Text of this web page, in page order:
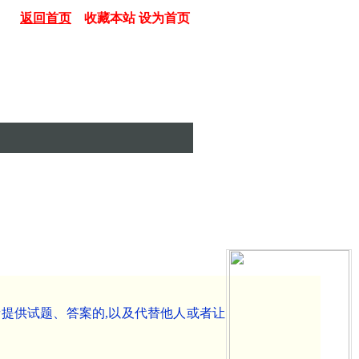
返回首页 收藏本站 设为首页
供试题、答案的,以及代替他人或者让